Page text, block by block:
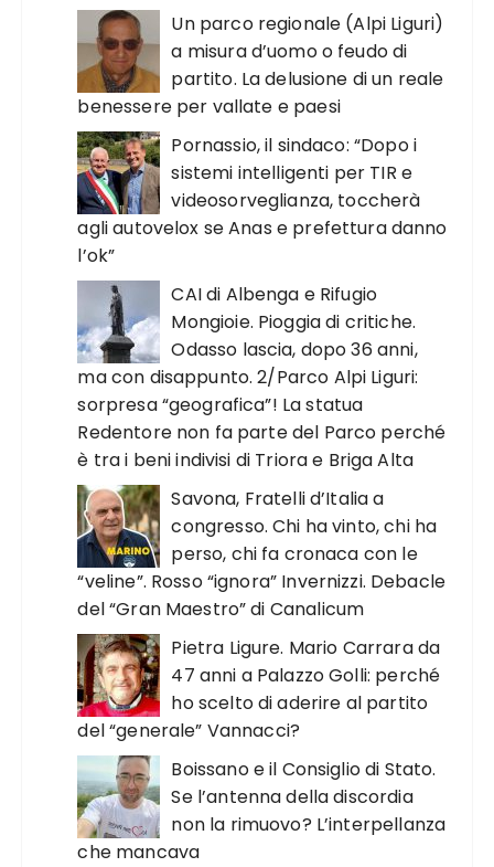
Un parco regionale (Alpi Liguri)
a misura d’uomo o feudo di
partito. La delusione di un reale
benessere per vallate e paesi
Pornassio, il sindaco: “Dopo i
sistemi intelligenti per TIR e
videosorveglianza, toccherà
agli autovelox se Anas e prefettura danno
l’ok”
CAI di Albenga e Rifugio
Mongioie. Pioggia di critiche.
Odasso lascia, dopo 36 anni,
ma con disappunto. 2/Parco Alpi Liguri:
sorpresa “geografica”! La statua
Redentore non fa parte del Parco perché
è tra i beni indivisi di Triora e Briga Alta
Savona, Fratelli d’Italia a
congresso. Chi ha vinto, chi ha
perso, chi fa cronaca con le
“veline”. Rosso “ignora” Invernizzi. Debacle
del “Gran Maestro” di Canalicum
Pietra Ligure. Mario Carrara da
47 anni a Palazzo Golli: perché
ho scelto di aderire al partito
del “generale” Vannacci?
Boissano e il Consiglio di Stato.
Se l’antenna della discordia
non la rimuovo? L’interpellanza
che mancava